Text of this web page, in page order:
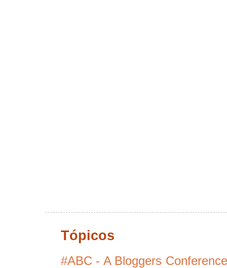
Tópicos
#ABC - A Bloggers